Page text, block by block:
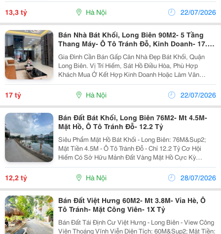
Thang Máy Hiện Đại Vị Trí: Cách Mặt Phố Bát...
13,3 tỷ Hà Nội 22/07/2026
Bán Nhà Bát Khối, Long Biên 90M2- 5 Tầng
Thang Máy- Ô Tô Tránh Đỗ, Kinh Doanh- 17.X
Tỷ.
Gia Đình Cần Bán Gấp Căn Nhà Đẹp Bát Khối, Quận
Long Biên. Vị Trí Hiếm, Sát Hồ Điều Hòa, Phù Hợp
Khách Mua Ở Kết Hợp Kinh Doanh Hoặc Làm Văn
Phòng Công Ty: Diện Tích: 90 M&Sup2; Mặt Tiền: 5 M
Số Tầng: 5 Tầng Thang Máy Nhập Khẩu. Hiện Trạng...
17 tỷ Hà Nội 22/07/2026
Bán Đất Bát Khối, Long Biên 76M2- Mt 4.5M-
Mặt Hồ, Ô Tô Tránh Đỗ- 12.2 Tỷ
Siêu Phẩm Mặt Hồ Bát Khối - Long Biên: 76M&Sup2;
Mặt Tiền 4.5M - Ô Tô Tránh Đỗ - Chỉ 12.2 Tỷ Cơ Hội
Hiếm Có Sở Hữu Mảnh Đất Vàng Mặt Hồ Cực Kỳ
Thoáng Mát, Phong Thủy Đắc Địa Tại Đường Bát Khối,
Quận Long Biên. Thông Tin Chi Tiết: Diện Tích:...
12,2 tỷ Hà Nội 28/07/2026
Bán Đất Việt Hưng 60M2- Mt 3.8M- Vỉa Hè, Ô
Tô Tránh- Mặt Công Viên- 1X Tỷ
Bán Đất Tái Định Cư Việt Hưng - Long Biên - View Công
Viên Thoáng Vĩnh Viễn Diện Tích: 60M&Sup2; Mặt Tiền: